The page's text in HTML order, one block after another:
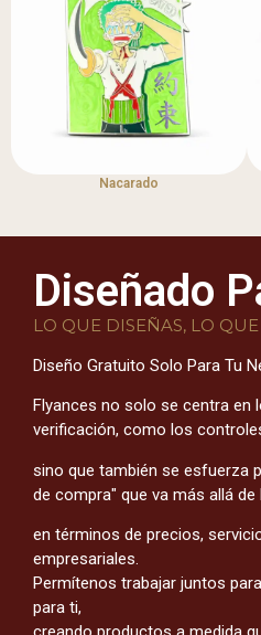
Nacarado
Diseñado
LO QUE DISEÑAS, LO
Diseño Gratuito Solo Para Tu
Flyances no solo se centra en
verificación, como los
sino que también se esfuerza
de compra" que va más allá
en términos de precios,
empresariales.
Permítenos trabajar juntos
para ti,